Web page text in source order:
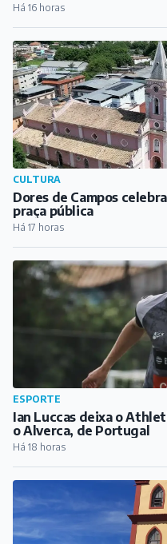
Há 16 horas
CULTURA
Dores de Campos
praça pública
Há 17 horas
ESPORTE
Ian Luccas deixa o
o Alverca, de Portugal
Há 18 horas